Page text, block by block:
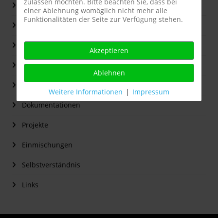
Start
Die Projektwerkstatt / Observatorium
Presse
K 3 - ein Projekt, dem der Erfolg versagt blieb
ArchivKomplex - ein Rückblick 2009 - 2022
Dokumentationen
Projekte
Einmischungen
Selbstverständnis
Links
einer Ablehnung womöglich nicht mehr alle
Funktionalitäten der Seite zur Verfügung stehen.
Akzeptieren
Ablehnen
Weitere Informationen | Impressum